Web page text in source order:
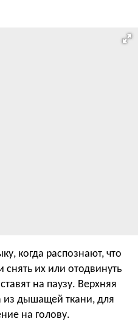
когда распознают, что
снять их или отодвинуть
на паузу. Верхняя
из дышащей ткани, для
на голову.